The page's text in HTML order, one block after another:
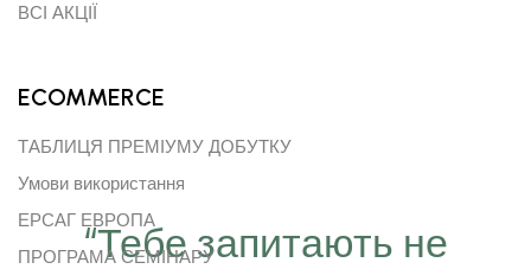
“Тебе запитають не
ВСІ АКЦІЇ
ECOMMERCE
ТАБЛИЦЯ ПРЕМІУМУ ДОБУТКУ
Умови використання
ЕРСАГ ЕВРОПА
ПРОГРАМА СЕМІНАРУ